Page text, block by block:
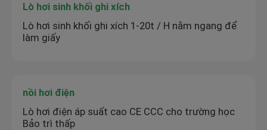
Lò hơi sinh khối ghi xích
Lò hơi sinh khối ghi xích 1-20t / H nằm ngang để
làm giấy
nồi hơi điện
Lò hơi điện áp suất cao CE CCC cho trường học
Bảo trì thấp